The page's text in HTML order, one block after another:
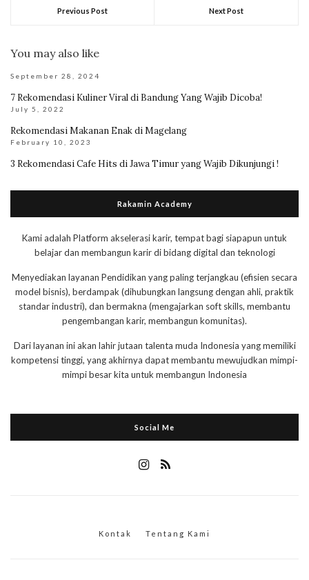
Previous Post Next Post
You may also like
September 28, 2024
7 Rekomendasi Kuliner Viral di Bandung Yang Wajib Dicoba!
July 5, 2022
Rekomendasi Makanan Enak di Magelang
February 10, 2023
3 Rekomendasi Cafe Hits di Jawa Timur yang Wajib Dikunjungi !
Rakamin Academy
Kami adalah Platform akselerasi karir, tempat bagi siapapun untuk
belajar dan membangun karir di bidang digital dan teknologi
Menyediakan layanan Pendidikan yang paling terjangkau (efisien secara
model bisnis), berdampak (dihubungkan langsung dengan ahli, praktik
standar industri), dan bermakna (mengajarkan soft skills, membantu
pengembangan karir, membangun komunitas).
Dari layanan ini akan lahir jutaan talenta muda Indonesia yang memiliki
kompetensi tinggi, yang akhirnya dapat membantu mewujudkan mimpi-
mimpi besar kita untuk membangun Indonesia
Social Me
Kontak Tentang Kami